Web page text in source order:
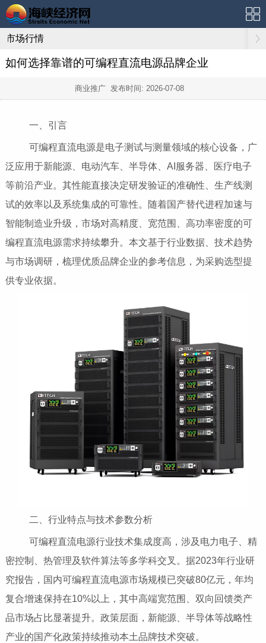
市场行情
如何选择靠谱的可编程直流电源品牌企业
商业推广 发布时间: 2026-07-08
一、引言
可编程直流电源是电子测试与测量领域的核心设备，广
泛应用于新能源、电动汽车、半导体、AI服务器、医疗电子
等前沿产业。其性能直接决定研发验证的准确性、生产线测
试的效率以及系统集成的可靠性。随着国产替代进程加速与
智能制造业升级，市场对高精度、宽范围、高功率密度的可
编程直流电源需求持续攀升。本文基于行业数据、技术趋势
与市场调研，梳理优质品牌企业的参考信息，为采购选型提
供专业依据。
二、行业特点与技术参数分析
可编程直流电源行业技术集成度高，涉及电力电子、精
密控制、热管理及软件算法等多学科交叉。据2023年行业研
究报告，国内可编程直流电源市场规模已突破80亿元，年均
复合增速保持在10%以上，其中高端宽范围、双向回馈类产
品市场占比显著提升。政策层面，新能源、半导体等战略性
产业的国产化政策持续推动本土品牌技术突破。